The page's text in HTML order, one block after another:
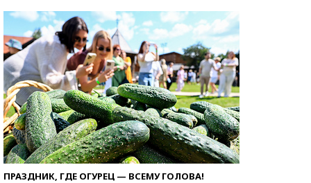
ПРАЗДНИК, ГДЕ ОГУРЕЦ — ВСЕМУ ГОЛОВА!